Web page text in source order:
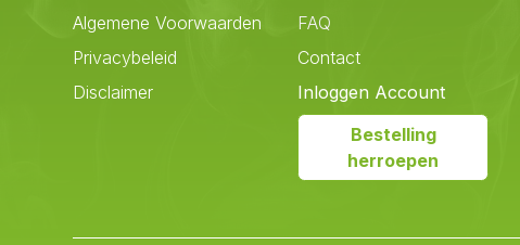
Algemene Voorwaarden
Privacybeleid
Disclaimer
FAQ
Contact
Inloggen Account
Bestelling
herroepen